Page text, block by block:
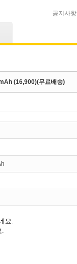
공지사항
(16,900)(무료배송)
요.
.